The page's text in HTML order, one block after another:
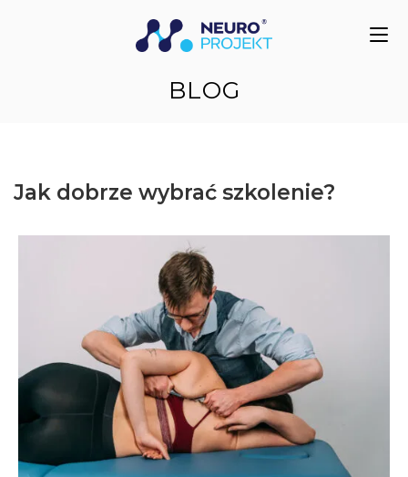
BLOG
Jak dobrze wybrać szkolenie?